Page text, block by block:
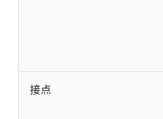
接点